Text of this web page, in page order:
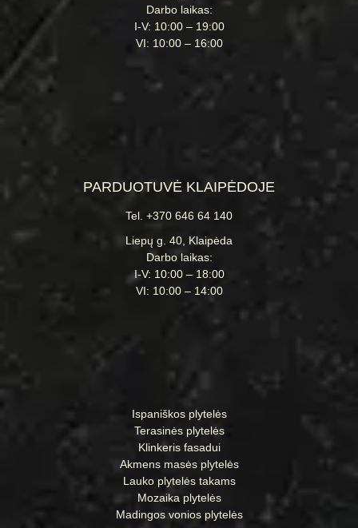
Darbo laikas:
I-V: 10:00 – 19:00
VI: 10:00 – 16:00
PARDUOTUVĖ KLAIPĖDOJE
Tel. +370 646 64 140
Liepų g. 40, Klaipėda
Darbo laikas:
I-V: 10:00 – 18:00
VI: 10:00 – 14:00
Ispaniškos plytelės
Terasinės plytelės
Klinkeris fasadui
Akmens masės plytelės
Lauko plytelės takams
Mozaika plytelės
Madingos vonios plytelės